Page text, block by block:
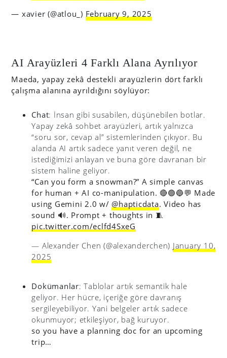
— xavier (@atlou_) February 9, 2025
AI Arayüzleri 4 Farklı Alana Ayrılıyor
Maeda, yapay zekâ destekli arayüzlerin dört farklı
çalışma alanına ayrıldığını söylüyor:
Chat: İnsan gibi susabilen, düşünebilen botlar.
Yapay zekâ sohbet arayüzleri, artık yalnızca
“soru sor, cevap al” sistemlerinden çıkıyor. Bu
alanda AI artık sadece yanıt veren değil, ne
istediğimizi anlayan ve buna göre davranan bir
sistem haline geliyor.
“Can you form a snowman?” A simple canvas
for human + AI co-manipulation. 🔴🟢🔵💬 Made
using Gemini 2.0 w/ @hapticdata. Video has
sound 🔊. Prompt + thoughts in 🧵
pic.twitter.com/eclfd4SxeG
— Alexander Chen (@alexanderchen) January 10,
2025
Dokümanlar: Tablolar artık semantik hale
geliyor. Her hücre, içeriğe göre davranış
sergileyebiliyor. Yani belgeler artık sadece
okunmuyor; etkileşiyor, bağ kuruyor.
so you have a planning doc for an upcoming
trip…